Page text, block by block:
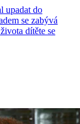
upadat do
se zabývá
dítěte se